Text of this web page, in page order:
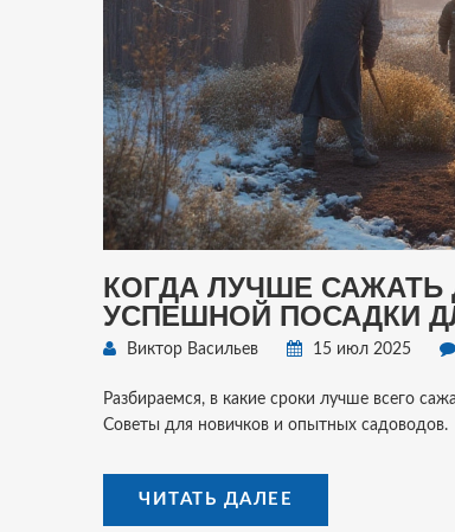
КОГДА ЛУЧШЕ САЖАТЬ
УСПЕШНОЙ ПОСАДКИ
Виктор Васильев 15 июл 2025
Разбираемся, в какие сроки лучше всего
Советы для новичков и опытных садоводов.
ЧИТАТЬ ДАЛЕЕ